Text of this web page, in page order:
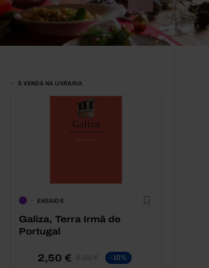
À VENDA NA LIVRARIA
ENSAIOS
Galiza, Terra Irmã de
Portugal
2,50 € 5,00 € -10%